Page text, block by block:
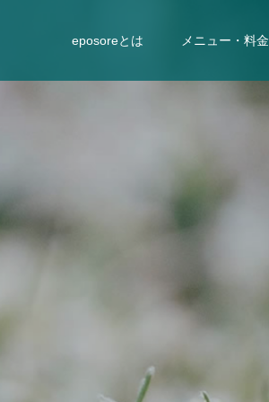
eposoreとは メニュー・料金